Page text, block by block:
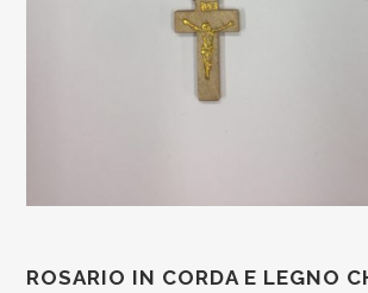
ROSARIO IN CORDA E LEGNO